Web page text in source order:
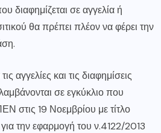
διαφημίζεται σε αγγελία ή
θα πρέπει πλέον να φέρει την
αγγελίες και τις διαφημίσεις
σε εγκύκλιο που
στις 19 Νοεμβρίου με τίτλο
για την εφαρμογή του ν.4122/2013